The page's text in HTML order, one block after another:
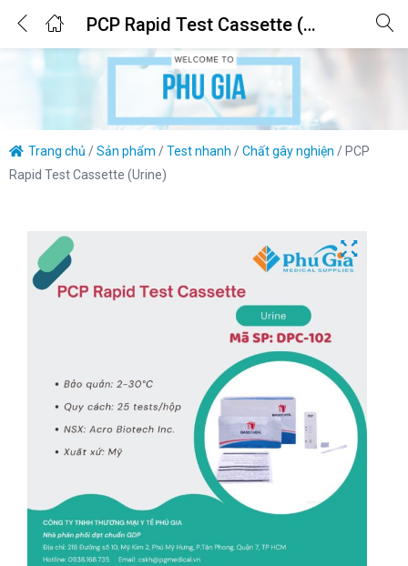
PCP Rapid Test Cassette (Urine)
Login
Enter your username and password to login.
Remember me Lost password?
Trang chủ /Sản phẩm /Test nhanh /Chất gây nghiện / PCP
Rapid Test Cassette (Urine)